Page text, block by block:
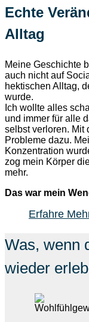
Echte
Alltag
Meine Geschichte
auch nicht auf
hektischen Alltag,
wurde.
Ich wollte alles
und immer für alle
selbst verloren. Mit
Probleme dazu.
Konzentration
zog mein Körper
mehr.
Das war mein
Erfahre
Was, wenn
wieder